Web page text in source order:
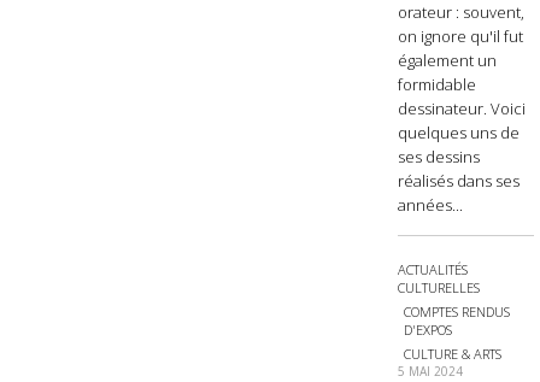
orateur : souvent,
on ignore qu'il fut
également un
formidable
dessinateur. Voici
quelques uns de
ses dessins
réalisés dans ses
années...
ACTUALITÉS
CULTURELLES
COMPTES RENDUS
D'EXPOS
CULTURE & ARTS
5 MAI 2024